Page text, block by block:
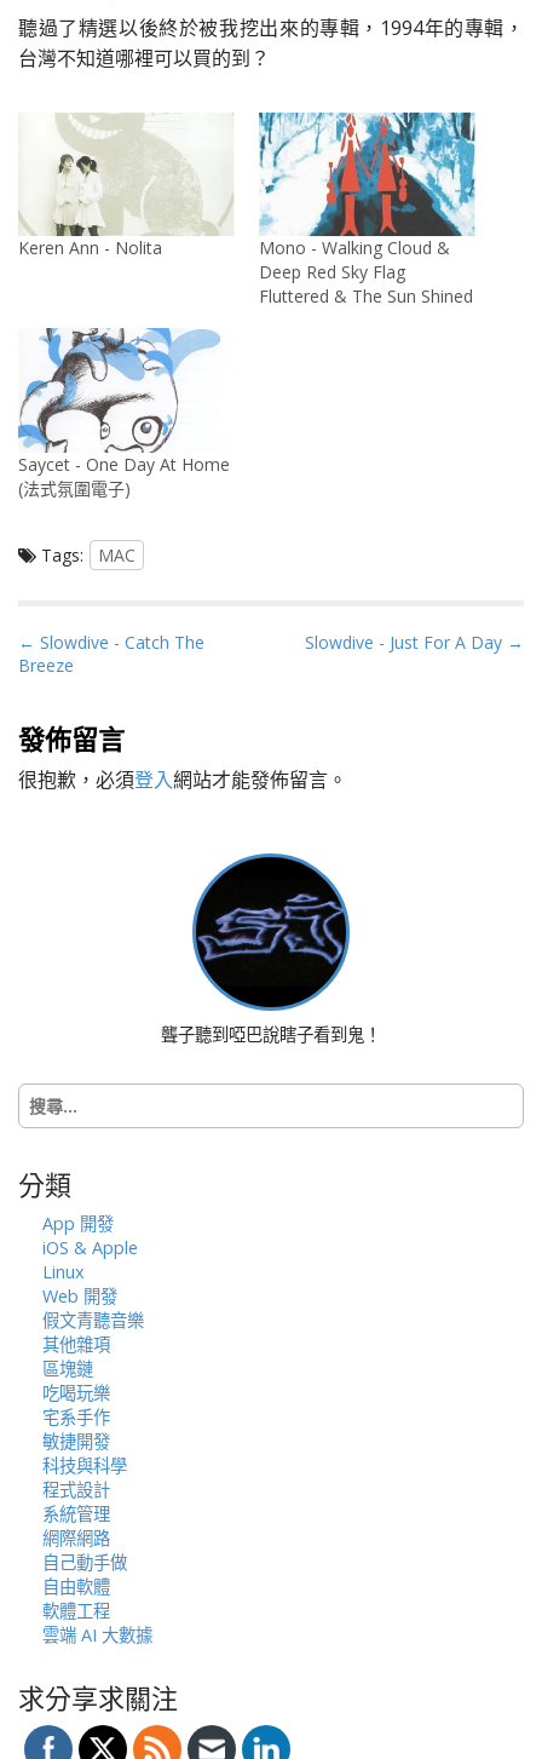
聽過了精選以後終於被我挖出來的專輯，1994年的專輯，
台灣不知道哪裡可以買的到？
Keren Ann - Nolita
Mono - Walking Cloud &
Deep Red Sky Flag
Fluttered & The Sun Shined
Saycet - One Day At Home
(法式氛圍電子)
Tags: MAC
P
o
t
n
a
← Slowdive - Catch The
Breeze
Slowdive - Just For A Day →
發佈留言
很抱歉，必須登入網站才能發佈留言。
聾子聽到啞巴說瞎子看到鬼！
搜
尋
字:
分類
App 開發
iOS & Apple
Linux
Web 開發
假文青聽音樂
其他雜項
區塊鏈
吃喝玩樂
宅系手作
敏捷開發
科技與科學
程式設計
系統管理
網際網路
自己動手做
自由軟體
軟體工程
雲端 AI 大數據
求分享求關注